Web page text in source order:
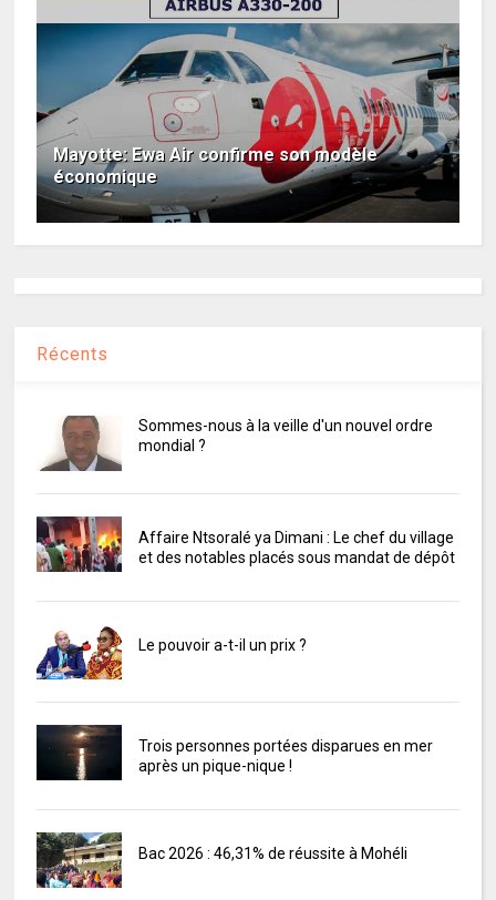
Mayotte: Ewa Air confirme son modèle
économique
Récents
Sommes-nous à la veille d'un nouvel ordre
mondial ?
Affaire Ntsoralé ya Dimani : Le chef du village
et des notables placés sous mandat de dépôt
Le pouvoir a-t-il un prix ?
Trois personnes portées disparues en mer
après un pique-nique !
Bac 2026 : 46,31% de réussite à Mohéli